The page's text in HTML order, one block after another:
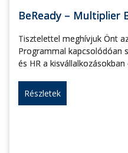
BeReady – Multiplier
Tisztelettel meghívjuk Önt
Programmal kapcsolódóan
és HR a
Részletek